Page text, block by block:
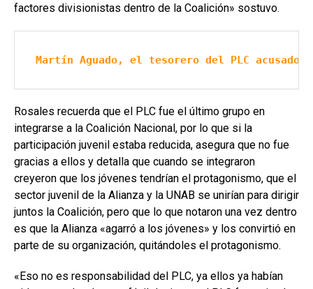
factores divisionistas dentro de la Coalición» sostuvo.
Martín Aguado, el tesorero del PLC acusado
Rosales recuerda que el PLC fue el último grupo en
integrarse a la Coalición Nacional, por lo que si la
participación juvenil estaba reducida, asegura que no fue
gracias a ellos y detalla que cuando se integraron
creyeron que los jóvenes tendrían el protagonismo, que el
sector juvenil de la Alianza y la UNAB se unirían para dirigir
juntos la Coalición, pero que lo que notaron una vez dentro
es que la Alianza «agarró a los jóvenes» y los convirtió en
parte de su organización, quitándoles el protagonismo.
«Eso no es responsabilidad del PLC, ya ellos ya habían